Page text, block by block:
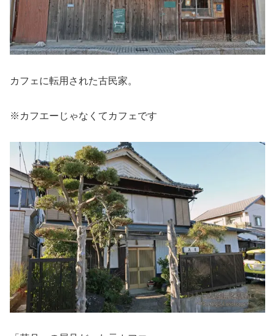
カフェに転用された古民家。
※カフエーじゃなくてカフェです